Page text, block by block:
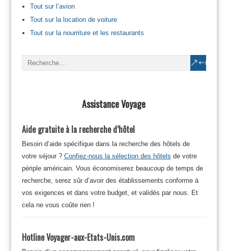
Tout sur l’avion
Tout sur la location de voiture
Tout sur la nourriture et les restaurants
Assistance Voyage
Aide gratuite à la recherche d’hôtel
Besoin d’aide spécifique dans la recherche des hôtels de
votre séjour ? Confiez-nous la sélection des hôtels de votre
périple américain. Vous économiserez beaucoup de temps de
recherche, serez sûr d’avoir des établissements conforme à
vos exigences et dans votre budget, et validés par nous. Et
cela ne vous coûte rien !
Hotline Voyager-aux-Etats-Unis.com